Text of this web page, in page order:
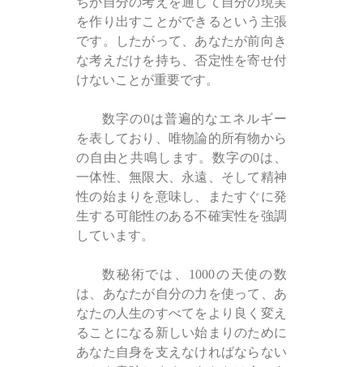
を作り出すことができるという主張
です。したがって、あなたが前向き
な考えだけを持ち、否定性を寄せ付
けないことが重要です。
数字の0は普遍的なエネルギー
を表しており、唯物論的所有物から
の自由と共鳴します。数字の0は、
一体性、無限大、永遠、そして精神
性の始まりを意味し、またすぐに発
生する可能性のある不確実性を強調
しています。
数秘術では、1000の天使の数
は、あなたが自分の力を使って、あ
なたの人生のすべてをより良く変え
ることになる新しい始まりのために
あなた自身を支えなければならない